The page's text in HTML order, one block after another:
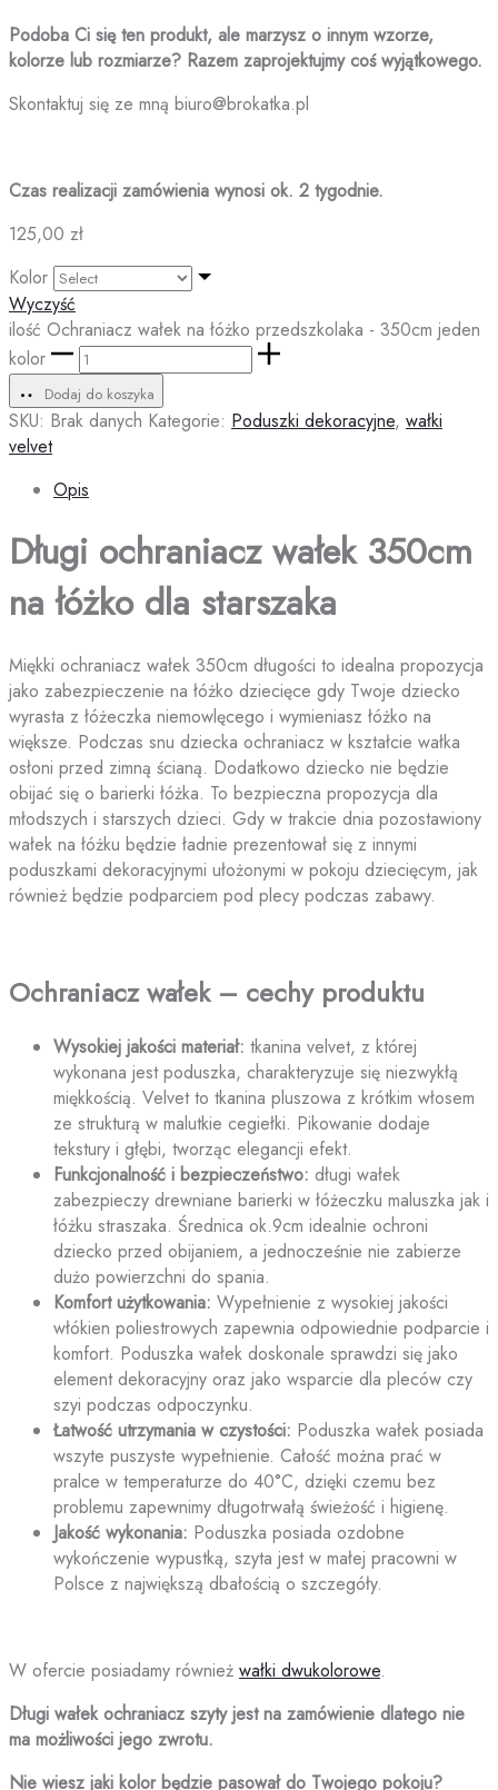
Podoba Ci się ten produkt, ale marzysz o innym wzorze,
kolorze lub rozmiarze? Razem zaprojektujmy coś wyjątkowego.
Skontaktuj się ze mną biuro@brokatka.pl
Czas realizacji zamówienia wynosi ok. 2 tygodnie.
125,00 zł
Kolor
Wyczyść
ilość Ochraniacz wałek na łóżko przedszkolaka - 350cm jeden
kolor
Dodaj do koszyka
SKU: Brak danych Kategorie: Poduszki dekoracyjne, wałki
velvet
Opis
Długi ochraniacz wałek 350cm
na łóżko dla starszaka
Miękki ochraniacz wałek 350cm długości to idealna propozycja
jako zabezpieczenie na łóżko dziecięce gdy Twoje dziecko
wyrasta z łóżeczka niemowlęcego i wymieniasz łóżko na
większe. Podczas snu dziecka ochraniacz w kształcie wałka
osłoni przed zimną ścianą. Dodatkowo dziecko nie będzie
obijać się o barierki łóżka. To bezpieczna propozycja dla
młodszych i starszych dzieci. Gdy w trakcie dnia pozostawiony
wałek na łóżku będzie ładnie prezentował się z innymi
poduszkami dekoracyjnymi ułożonymi w pokoju dziecięcym, jak
również będzie podparciem pod plecy podczas zabawy.
Ochraniacz wałek – cechy produktu
Wysokiej jakości materiał: tkanina velvet, z której
wykonana jest poduszka, charakteryzuje się niezwykłą
miękkością. Velvet to tkanina pluszowa z krótkim włosem
ze strukturą w malutkie cegiełki. Pikowanie dodaje
tekstury i głębi, tworząc elegancji efekt.
Funkcjonalność i bezpieczeństwo: długi wałek
zabezpieczy drewniane barierki w łóżeczku maluszka jak i
łóżku straszaka. Średnica ok.9cm idealnie ochroni
dziecko przed obijaniem, a jednocześnie nie zabierze
dużo powierzchni do spania.
Komfort użytkowania: Wypełnienie z wysokiej jakości
włókien poliestrowych zapewnia odpowiednie podparcie i
komfort. Poduszka wałek doskonale sprawdzi się jako
element dekoracyjny oraz jako wsparcie dla pleców czy
szyi podczas odpoczynku.
Łatwość utrzymania w czystości: Poduszka wałek posiada
wszyte puszyste wypełnienie. Całość można prać w
pralce w temperaturze do 40°C, dzięki czemu bez
problemu zapewnimy długotrwałą świeżość i higienę.
Jakość wykonania: Poduszka posiada ozdobne
wykończenie wypustką, szyta jest w małej pracowni w
Polsce z największą dbałością o szczegóły.
W ofercie posiadamy również wałki dwukolorowe.
Długi wałek ochraniacz szyty jest na zamówienie dlatego nie
ma możliwości jego zwrotu.
Nie wiesz jaki kolor będzie pasował do Twojego pokoju?